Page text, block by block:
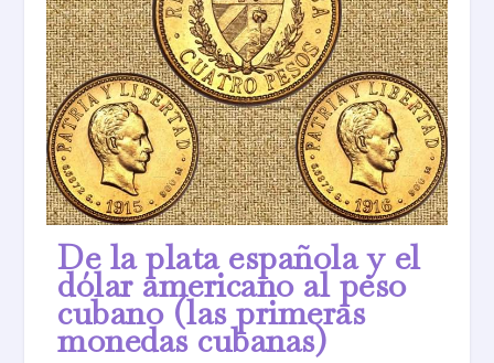
De la plata española y el
dólar americano al peso
cubano (las primeras
monedas cubanas)